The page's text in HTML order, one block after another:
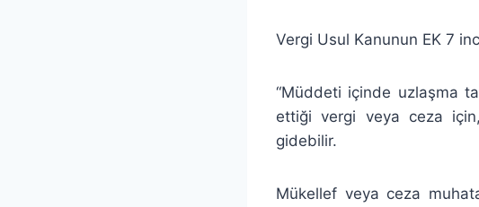
Vergi Usul Kanunun EK 7
“Müddeti içinde uzlaşma
ettiği vergi veya ceza
gidebilir.
Mükellef veya ceza